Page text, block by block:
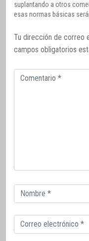
suplantando a otros
esas normas básicas
Tu dirección de correo
campos obligatorios
Comentario
Correo
electrónico
Correo
electrónico